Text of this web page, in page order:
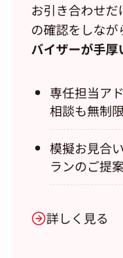
お引き合わせ
の確認をしなが
バイザーが手厚
専任担当ア
相談も無制限
模擬お見合
ランのご提案
詳しく見る